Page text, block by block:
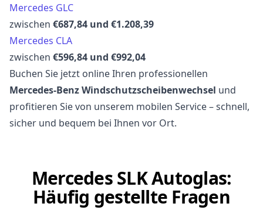
Mercedes GLC
zwischen €687,84 und €1.208,39
Mercedes CLA
zwischen €596,84 und €992,04
Buchen Sie jetzt online Ihren professionellen
Mercedes-Benz Windschutzscheibenwechsel und
profitieren Sie von unserem mobilen Service – schnell,
sicher und bequem bei Ihnen vor Ort.
Mercedes SLK Autoglas:
Häufig gestellte Fragen